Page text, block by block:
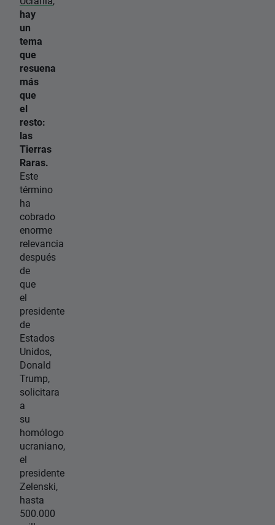
hay
un
tema
que
resuena
más
que
el
resto:
las
Tierras
Raras.
Este
término
ha
cobrado
enorme
relevancia
después
de
que
el
presidente
de
Estados
Unidos,
Donald
Trump,
solicitara
a
su
homólogo
ucraniano,
el
presidente
Zelenski,
hasta
500.000